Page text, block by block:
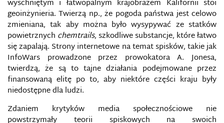
wyschniętym i łatwopalnym krajobrazem Kalifornii stoi
geoinżynieria. Twierzą np., że pogoda państwa jest celowo
zmieniana, tak aby można było wysypywać ze statków
powietrznych chemtrails, szkodliwe substancje, które łatwo
się zapalają. Strony internetowe na temat spisków, takie jak
InfoWars prowadzone przez prowokatora A. Jonesa,
twierdzą, że są to tajne działania podejmowane przez
finansowaną elitę po to, aby niektóre części kraju były
niedostępne dla ludzi.
Zdaniem krytyków media społecznościowe nie
powstrzymały teorii spiskowych na swoich